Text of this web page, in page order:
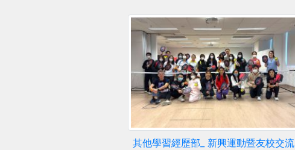
其他學習經歷部_ 新興運動暨友校交流